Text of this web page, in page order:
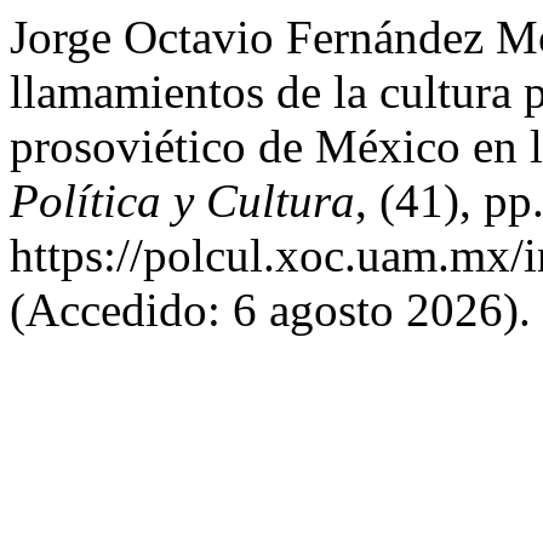
Jorge Octavio Fernández
llamamientos de la cultura
prosoviético de México en
Política y Cultura, (41),
https://
(Accedido: 6 agosto 2026).